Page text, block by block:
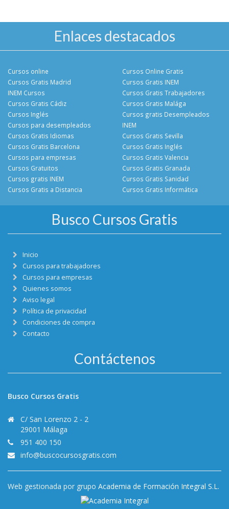
Enlaces destacados
Cursos online
Cursos Gratis Madrid
INEM Cursos
Cursos Gratis Cádiz
Cursos Online Gratis
Cursos Gratis INEM
Cursos Gratis Trabajadores
Cursos Gratis Malága
Cursos Inglés
Cursos para desempleados
Cursos Gratis Idiomas
Cursos Gratis Barcelona
Cursos gratis Desempleados
INEM
Cursos Gratis Sevilla
Cursos Gratis Inglés
Cursos para empresas
Cursos Gratuitos
Cursos gratis INEM
Cursos Gratis a Distancia
Cursos Gratis Valencia
Cursos Gratis Granada
Cursos Gratis Sanidad
Cursos Gratis Informática
Busco Cursos Gratis
Inicio
Cursos para trabajadores
Cursos para empresas
Quienes somos
Aviso legal
Política de privacidad
Condiciones de compra
Contacto
Contáctenos
Busco Cursos Gratis
C/ San Lorenzo 2 - 2
29001 Málaga
951 400 150
info@buscocursosgratis.com
Web gestionada por grupo Academia de Formación Integral S.L.